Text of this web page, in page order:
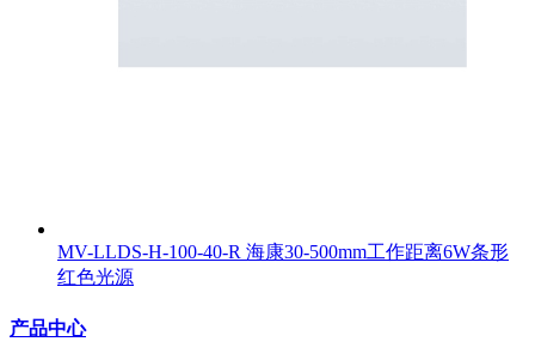
MV-LLDS-H-100-40-R 海康30-500mm工作距离6W条形
红色光源
产品中心